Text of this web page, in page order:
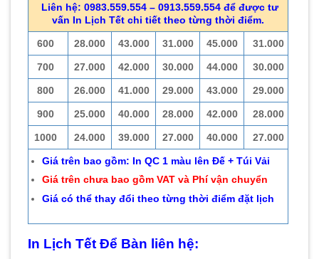
Liên hệ: 0983.559.554 – 0913.559.554 để được tư
vấn In Lịch Tết chi tiết theo từng thời điểm.
600 28.000 43.000 31.000 45.000 31.000
700 27.000 42.000 30.000 44.000 30.000
800 26.000 41.000 29.000 43.000 29.000
900 25.000 40.000 28.000 42.000 28.000
1000 24.000 39.000 27.000 40.000 27.000
Giá trên bao gồm: In QC 1 màu lên Đế + Túi Vải
Giá trên chưa bao gồm VAT và Phí vận chuyển
Giá có thể thay đổi theo từng thời điểm đặt lịch
In Lịch Tết Để Bàn liên hệ: